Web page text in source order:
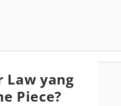
Law yang
Piece?